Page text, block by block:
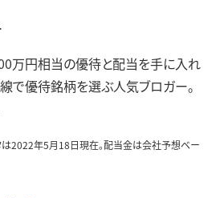
万円相当の優待と配当を手に入れ
で優待銘柄を選ぶ人気ブロガー。
2022年5月18日現在。配当金は会社予想ベー